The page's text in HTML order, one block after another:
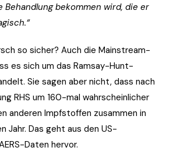
bekommen wird, die er
so sicher? Auch die Mainstream-
es sich um das Ramsay-Hunt-
Sie sagen aber nicht, dass nach
RHS um 160-mal wahrscheinlicher
anderen Impfstoffen zusammen in
Jahr. Das geht aus den US-
Daten hervor.